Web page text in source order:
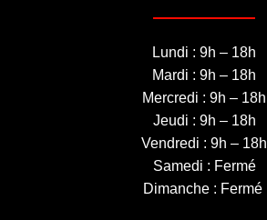
Lundi : 9h – 18h
Mardi : 9h – 18h
Mercredi : 9h – 18h
Jeudi : 9h – 18h
Vendredi : 9h – 18h
Samedi : Fermé
Dimanche : Fermé